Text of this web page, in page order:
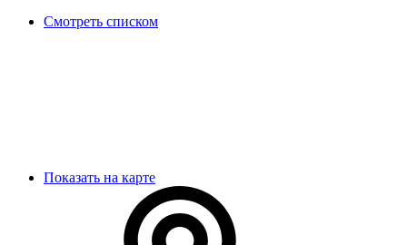
Смотреть списком
Показать на карте